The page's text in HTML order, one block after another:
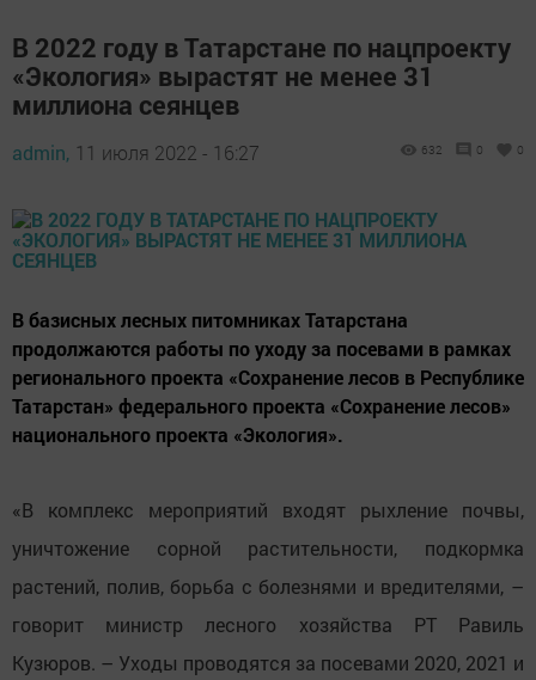
В 2022 году в Татарстане по нацпроекту
«Экология» вырастят не менее 31
миллиона сеянцев
admin, 11 июля 2022 - 16:27 632 0 0
В базисных лесных питомниках Татарстана
продолжаются работы по уходу за посевами в рамках
регионального проекта «Сохранение лесов в Республике
Татарстан» федерального проекта «Сохранение лесов»
национального проекта «Экология».
«В комплекс мероприятий входят рыхление почвы,
уничтожение сорной растительности, подкормка
растений, полив, борьба с болезнями и вредителями, –
говорит министр лесного хозяйства РТ Равиль
Кузюров. – Уходы проводятся за посевами 2020, 2021 и